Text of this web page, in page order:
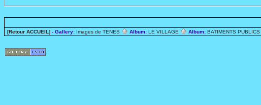
[Retour ACCUEIL] - Gallery: Images de TENES Album: LE VILLAGE Album: BATIMENTS PUBLICS